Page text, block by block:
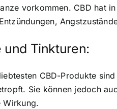
vorkommen. CBD hat
und Tinkturen:
CBD-Produkte
Sie können jedoch
Wirkung.